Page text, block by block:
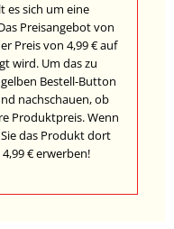
es sich um eine
Preisangebot von
Preis von 4,99 € auf
wird. Um das zu
Bestell-Button
nachschauen, ob
Produktpreis. Wenn
das Produkt dort
€ erwerben!